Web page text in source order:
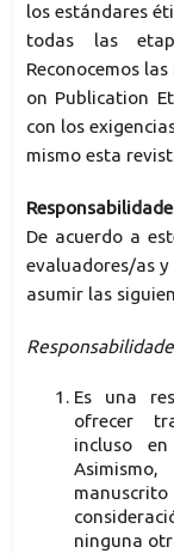
los estándares
todas las
Reconocemos
on Publication
con los
mismo esta
De acuerdo a
evaluadores/as
asumir las
Es una
ofrecer
incluso
ninguna